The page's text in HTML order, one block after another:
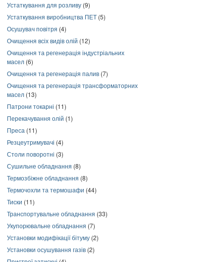
Устаткування для розливу (9)
Устаткування виробництва ПЕТ (5)
Осушувач повітря (4)
Очищення всіх видів олій (12)
Очищення та регенерація індустріальних
масел (6)
Очищення та регенерація палив (7)
Очищення та регенерація трансформаторних
масел (13)
Патрони токарні (11)
Перекачування олій (1)
Преса (11)
Резцеутримувачі (4)
Столи поворотні (3)
Сушильне обладнання (8)
Термозбіжне обладнання (8)
Термочохли та термошафи (44)
Тиски (11)
Транспортувальне обладнання (33)
Укупорювальне обладнання (7)
Установки модифікації бітуму (2)
Установки осушування газів (2)